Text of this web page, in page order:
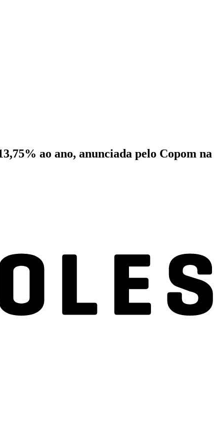
ao ano, anunciada pelo Copom na